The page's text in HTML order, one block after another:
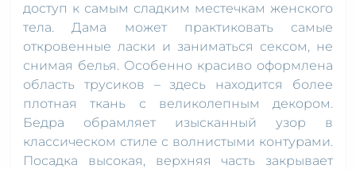
доступ к самым сладким местечкам женского
тела. Дама может практиковать самые
откровенные ласки и заниматься сексом, не
снимая белья. Особенно красиво оформлена
область трусиков – здесь находится более
плотная ткань с великолепным декором.
Бедра обрамляет изысканный узор в
классическом стиле с волнистыми контурами.
Посадка высокая, верхняя часть закрывает